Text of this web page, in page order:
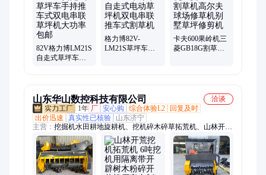
wp300、油锯gs451、欧玛gs520、油锯gs371、油锯gsh511、丸山
csh100、油锯bx681a、欧玛油锯、丸山油锯、油锯bx581a
82V格力博LM21S
自走式草坪车手
格力博82V-
LM21S草坪车自
卡夫600果岭机三
菱GB18G割草机
山东华山数控科技有限公司
洽谈
1年 厂 安心购 综合体验L2
回复及时
出价迅速
真实性已核验
山东济宁
主营： 挖掘机水田耕地旋耕机、挖机碎木碎草拓荒机、山林开荒
拓荒机、挖掘机螺旋钻机、绿化带绿篱机、森林隔离带开辟机器
人、森林隔离带开辟除草机、伐木用抱夹锯、市政绿化带修剪多
盘锯、木材厂木头装卸夹木器、挖掘机岩石锯、园林绿化带修剪
机、滚刷扫雪机、杂草树枝清理割草机、山林灭火机器人、多功